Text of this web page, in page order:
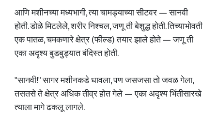
आणि मशीनच्या मध्यभागी, त्या चामड्याच्या सीटवर — सानवी
होती. डोळे मिटलेले, शरीर निश्चल, जणू ती बेशुद्ध होती. तिच्याभोवती
एक पातळ, चमकणारे क्षेत्र (फील्ड) तयार झाले होते — जणू ती
एका अदृश्य बुडबुड्यात बंदिस्त होती.
"सानवी!" सागर मशीनकडे धावला, पण जसजसा तो जवळ गेला,
तसतसे ते क्षेत्र अधिक तीव्र होत गेले — एका अदृश्य भिंतीसारखे
त्याला मागे ढकलू लागले.